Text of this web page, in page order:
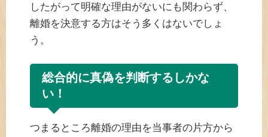
したがって明確な理由がないにも関わらず、
離婚を決意する方はそう多くはないでしょ
う。
総合的に真偽を判断するしかな
い！
つまるところ離婚の理由を当事者の片方から